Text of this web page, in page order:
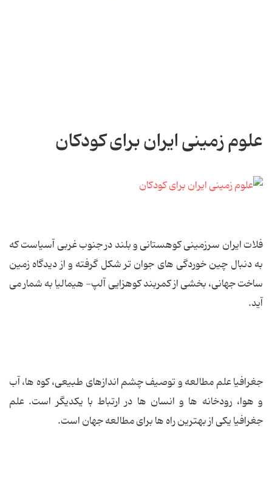
علوم زمینی ایران برای کودکان
فلات ایران سرزمینی كوهستانی و بلند در جنوب غربی آسیاست كه
به دنبال چین خوردگی های جوان تر شكل گرفته و از دیدگاه زمین
ساخت جهانی، بخشی از كمربند كوهزایی آلپ- هیمالیا به شمار می
آید.
جغرافیا علم مطالعه و توصیف چشم اندازهای طبیعی، کوه ها، آب
و هوا، رودخانه ها و انسان ها در ارتباط با یکدیگر است. علم
جغرافیا یکی از بهترین راه ها برای مطالعه جهان است.